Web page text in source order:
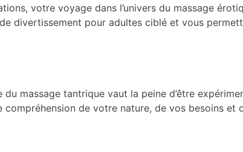
votre voyage dans l’univers du massage
divertissement pour adultes ciblé et vous
massage tantrique vaut la peine d’être
compréhension de votre nature, de vos besoins